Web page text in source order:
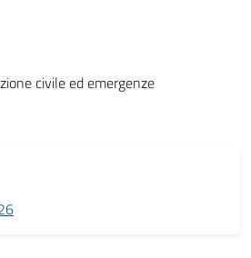
civile ed emergenze